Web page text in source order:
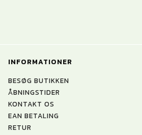
INFORMATIONER
BESØG BUTIKKEN
ÅBNINGSTIDER
KONTAKT OS
EAN BETALING
RETUR